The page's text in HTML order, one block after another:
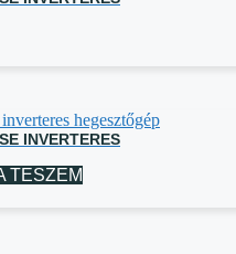
INVERTERES
TESZEM